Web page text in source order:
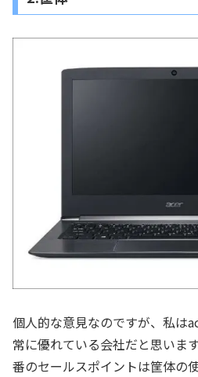
個人的な意見なのですが、私は
常に優れている会社だと思いま
番のセールスポイントは筐体の